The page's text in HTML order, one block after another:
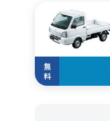
無
料